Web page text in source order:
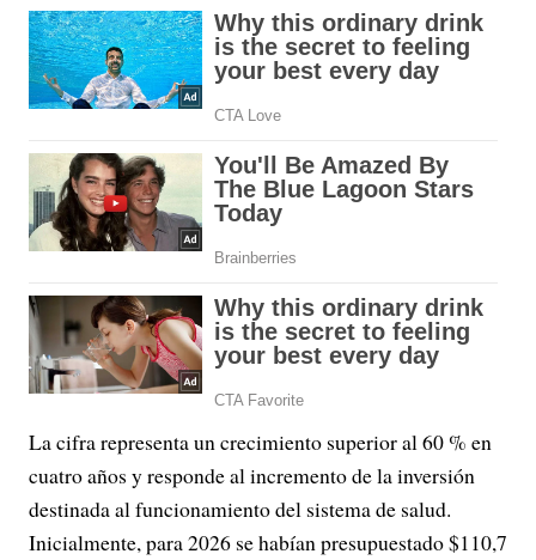
La cifra representa un crecimiento superior al 60 % en
cuatro años y responde al incremento de la inversión
destinada al funcionamiento del sistema de salud.
Inicialmente, para 2026 se habían presupuestado $110,7